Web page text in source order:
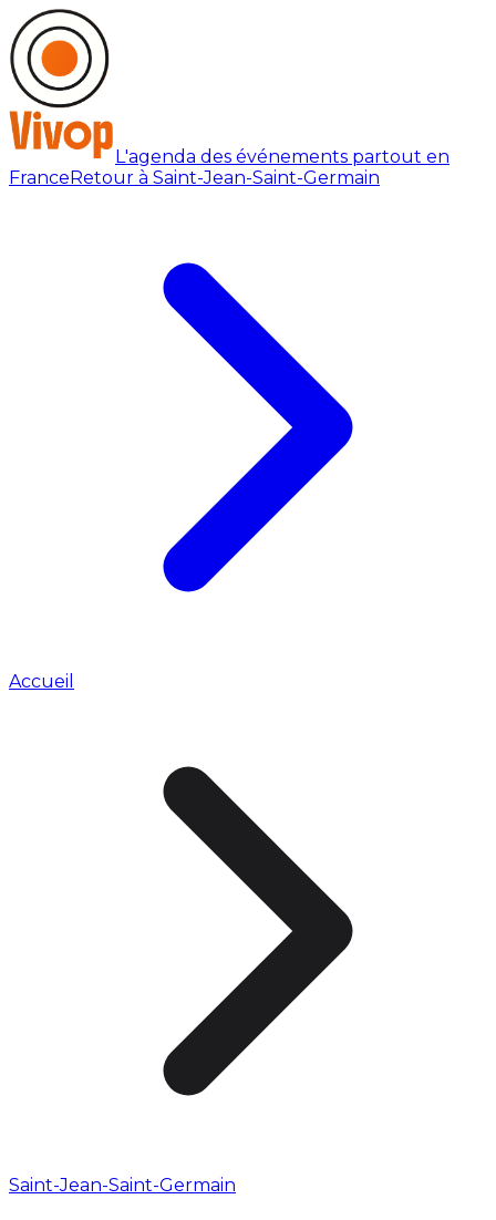
L'agenda des événements partout en
FranceRetour à Saint-Jean-Saint-Germain
Accueil
Saint-Jean-Saint-Germain